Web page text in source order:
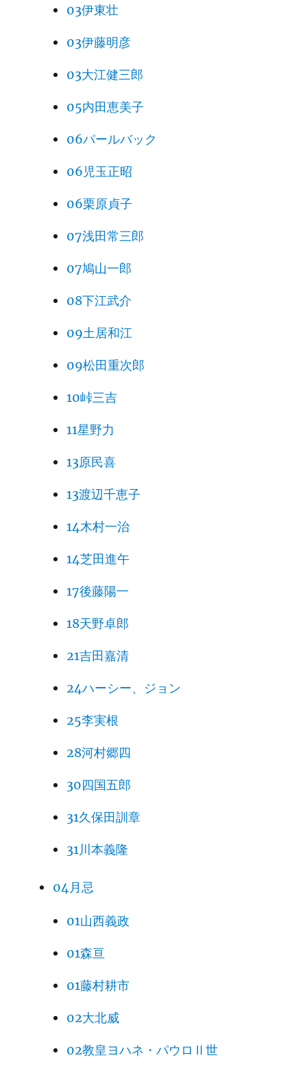
03伊東壮
03伊藤明彦
03大江健三郎
05内田恵美子
06パールバック
06児玉正昭
06栗原貞子
07浅田常三郎
07鳩山一郎
08下江武介
09土居和江
09松田重次郎
10峠三吉
11星野力
13原民喜
13渡辺千恵子
14木村一治
14芝田進午
17後藤陽一
18天野卓郎
21吉田嘉清
24ハーシー、ジョン
25李実根
28河村郷四
30四国五郎
31久保田訓章
31川本義隆
04月忌
01山西義政
01森亘
01藤村耕市
02大北威
02教皇ヨハネ・パウロⅡ世